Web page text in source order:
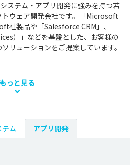
ステム・アプリ開発に強みを持つ若
ウェア開発会社です。「Microsoft
製品や「Salesforce CRM」、
）」などを基盤とした、お客様の
リューションをご提案しています。
もっと見る
ム アプリ開発